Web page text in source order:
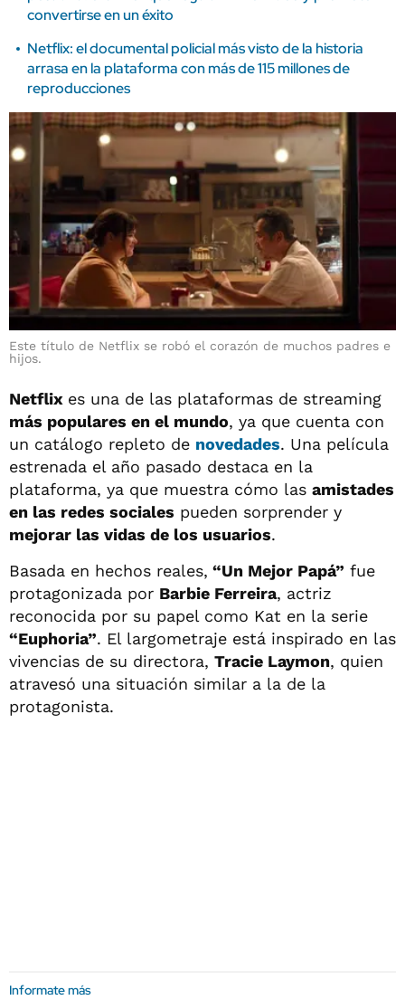
convertirse en un éxito
Netflix: el documental policial más visto de la historia
arrasa en la plataforma con más de 115 millones de
reproducciones
Este título de Netflix se robó el corazón de muchos padres e
hijos.
Netflix es una de las plataformas de streaming
más populares en el mundo, ya que cuenta con
un catálogo repleto de novedades. Una película
estrenada el año pasado destaca en la
plataforma, ya que muestra cómo las amistades
en las redes sociales pueden sorprender y
mejorar las vidas de los usuarios.
Basada en hechos reales, “Un Mejor Papá” fue
protagonizada por Barbie Ferreira, actriz
reconocida por su papel como Kat en la serie
“Euphoria”. El largometraje está inspirado en las
vivencias de su directora, Tracie Laymon, quien
atravesó una situación similar a la de la
protagonista.
Informate más